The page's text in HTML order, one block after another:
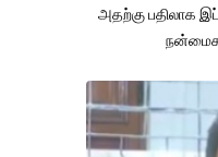
அதற்கு பதிலாக